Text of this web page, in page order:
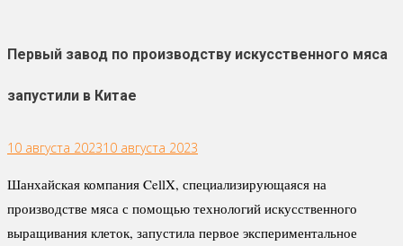
Первый завод по производству искусственного мяса
запустили в Китае
10 августа 202310 августа 2023
Шанхайская компания CellX, специализирующаяся на
производстве мяса с помощью технологий искусственного
выращивания клеток, запустила первое экспериментальное